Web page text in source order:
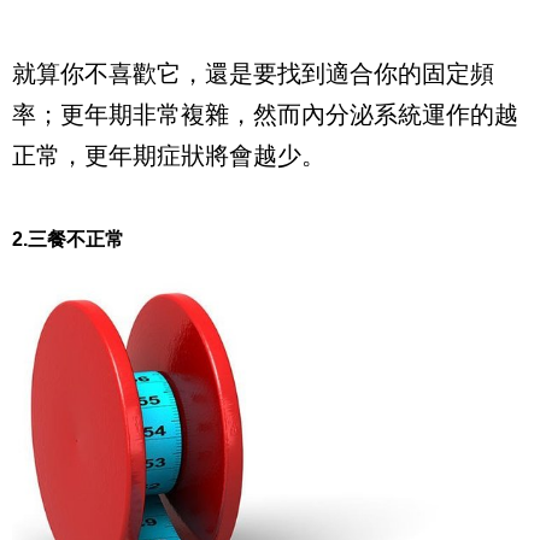
就算你不喜歡它，還是要找到適合你的固定頻
率；更年期非常複雜，然而內分泌系統運作的越
正常，更年期症狀將會越少。
2.三餐不正常